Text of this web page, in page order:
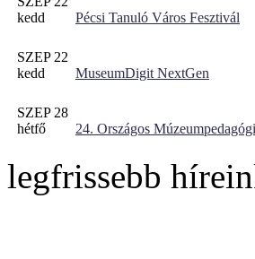
kedd
Pécsi Tanuló Város Fesztivál
SZEP 22
kedd
MuseumDigit NextGen
SZEP 28
hétfő
24. Országos
legfrissebb